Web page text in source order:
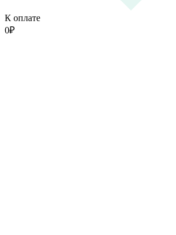
К оплате
0₽